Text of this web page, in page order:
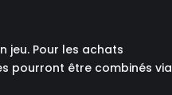
jeu. Pour les achats
pourront être combinés via